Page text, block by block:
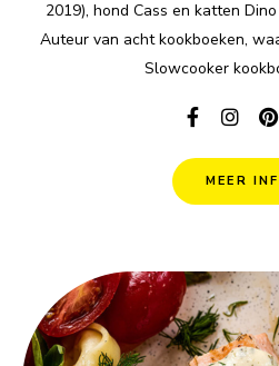
2019), hond Cass en katten
Auteur van acht kookboeken,
Slowcooker
MEER